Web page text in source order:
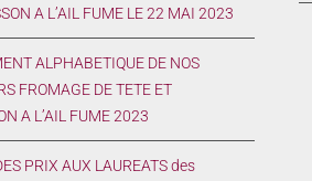
A L’AIL FUME LE 22 MAI 2023
ALPHABETIQUE DE NOS
FROMAGE DE TETE ET
A L’AIL FUME 2023
PRIX AUX LAUREATS des